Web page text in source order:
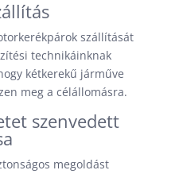
szállítását
technikáinknak
kétkerekű járműve
meg a célállomásra.
szenvedett
megoldást